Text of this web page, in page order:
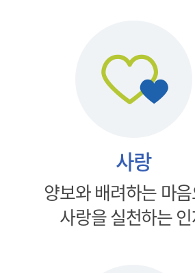
사랑
양보와 배려하는 마
사랑을 실천하는